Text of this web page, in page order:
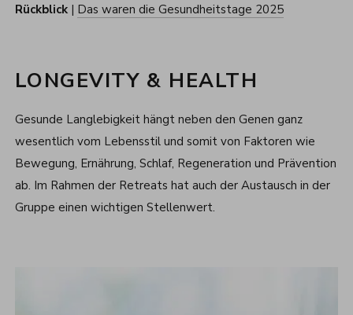
Rückblick| Das waren die Gesundheitstage 2025
LONGEVITY & HEALTH
Gesunde Langlebigkeit hängt neben den Genen ganz
wesentlich vom Lebensstil und somit von Faktoren wie
Bewegung, Ernährung, Schlaf, Regeneration und Prävention
ab. Im Rahmen der Retreats hat auch der Austausch in der
Gruppe einen wichtigen Stellenwert.